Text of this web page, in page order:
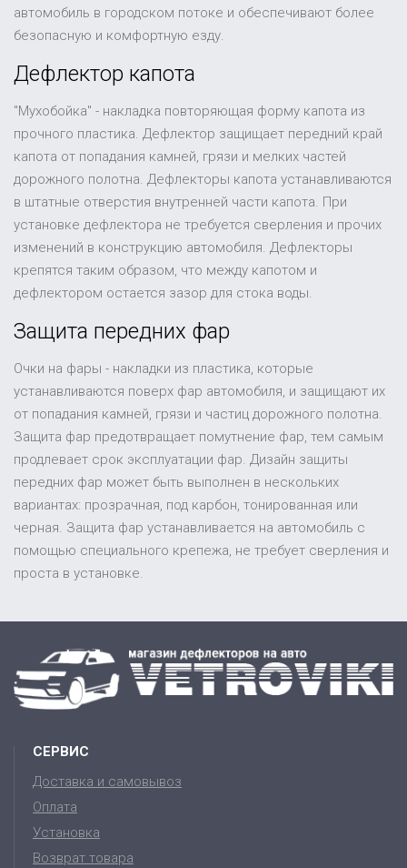
автомобиль в городском потоке и обеспечивают более
безопасную и комфортную езду.
Дефлектор капота
"Мухобойка" - накладка повторяющая форму капота из
прочного пластика. Дефлектор защищает передний край
капота от попадания камней, грязи и мелких частей
дорожного полотна. Дефлекторы капота устанавливаются
в штатные отверстия внутренней части капота. При
установке дефлектора не требуется сверления и прочих
изменений в конструкцию автомобиля. Дефлекторы
крепятся таким образом, что между капотом и
дефлектором остается зазор для стока воды.
Защита передних фар
Очки на фары - накладки из пластика, которые
устанавливаются поверх фар автомобиля, и защищают их
от попадания камней, грязи и частиц дорожного полотна.
Защита фар предотвращает помутнение фар, тем самым
продлевает срок эксплуатации фар. Дизайн защиты
передних фар может быть выполнен в нескольких
вариантах: прозрачная, под карбон, тонированная или
черная. Защита фар устанавливается на автомобиль с
помощью специального крепежа, не требует сверления и
проста в установке.
СЕРВИС
Доставка и самовывоз
Оплата
Установка
Возврат товара